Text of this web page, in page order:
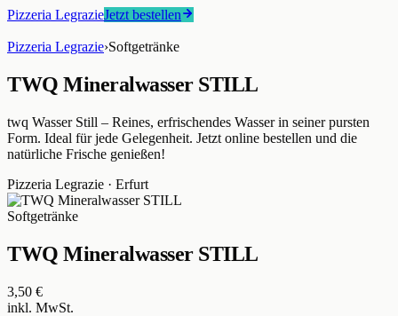
Pizzeria LegrazieJetzt bestellen
Pizzeria Legrazie›Softgetränke
TWQ Mineralwasser STILL
twq Wasser Still – Reines, erfrischendes Wasser in seiner pursten
Form. Ideal für jede Gelegenheit. Jetzt online bestellen und die
natürliche Frische genießen!
Pizzeria Legrazie · Erfurt
Softgetränke
TWQ Mineralwasser STILL
3,50 €
inkl. MwSt.